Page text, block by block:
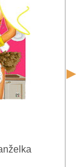
Ochrany